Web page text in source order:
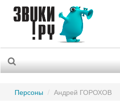
Персоны Андрей ГОРОХОВ